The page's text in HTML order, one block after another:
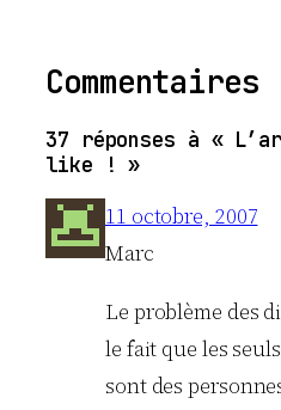
Commentaires
37 réponses à «
like ! »
11 octobre, 2007
Marc
Le problème des
le fait que les
sont des